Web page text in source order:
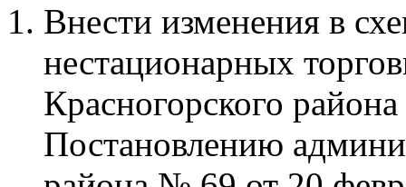
Внести изменения в
нестационарных
Красногорского
Постановлению